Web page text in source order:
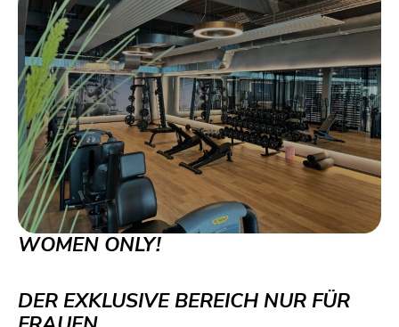
WOMEN ONLY!
DER EXKLUSIVE BEREICH NUR FÜR